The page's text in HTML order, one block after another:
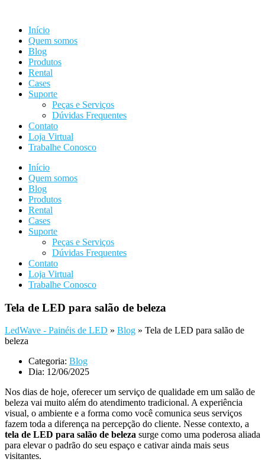
conteúdo
Início
Quem somos
Blog
Produtos
Rental
Cases
Suporte
Peças e Serviços
Dúvidas Frequentes
Contato
Loja Virtual
Trabalhe Conosco
Início
Quem somos
Blog
Produtos
Rental
Cases
Suporte
Peças e Serviços
Dúvidas Frequentes
Contato
Loja Virtual
Trabalhe Conosco
Tela de LED para salão de beleza
LedWave - Painéis de LED » Blog » Tela de LED para salão de
beleza
Categoria: Blog
Dia: 12/06/2025
Nos dias de hoje, oferecer um serviço de qualidade em um salão de
beleza vai muito além do atendimento tradicional. A experiência
visual, o ambiente e a forma como você comunica seus serviços
fazem toda a diferença na percepção do cliente. Nesse contexto, a
tela de LED para salão de beleza surge como uma poderosa aliada
para elevar o padrão do seu espaço e cativar ainda mais seus
visitantes.